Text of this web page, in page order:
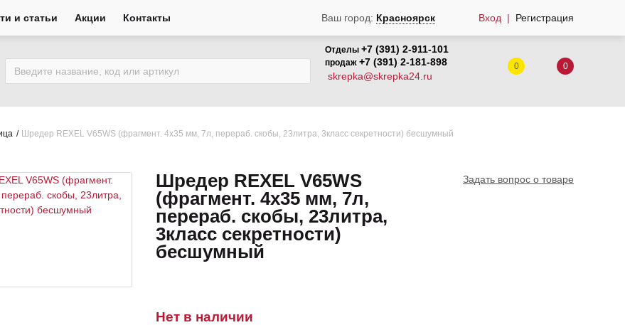
и статьи Акции Контакты Ваш город: Красноярск Вход Регистрация
Отделы +7 (391) 2-911-101
продаж +7 (391) 2-181-898
skrepka@skrepka24.ru
0 0
Шредер REXEL V65WS (фрагмент. 4х35 мм, 7л, перераб. скобы, 23литра, 3класс секретности) бесшумный
Шредер REXEL V65WS
(фрагмент. 4х35 мм, 7л,
перераб. скобы, 23литра,
3класс секретности)
бесшумный
Задать вопрос о товаре
Нет в наличии